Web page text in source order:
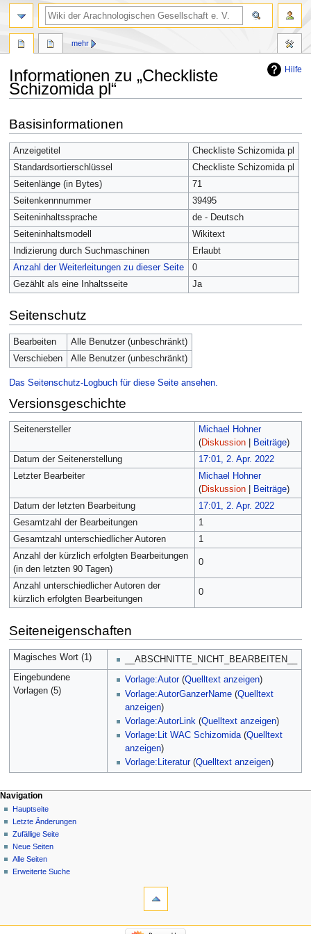
Hilfe
Informationen zu „Checkliste
Schizomida pl“
Navigation
springen
Suche
springen
Basisinformationen
Anzeigetitel
Checkliste Schizomida pl
Standardsortierschlüssel
Checkliste Schizomida pl
Seitenlänge (in Bytes)
71
Seitenkennnummer
39495
Seiteninhaltssprache
de - Deutsch
Seiteninhaltsmodell
Wikitext
Indizierung durch Suchmaschinen
Erlaubt
Anzahl der Weiterleitungen zu dieser Seite
0
Gezählt als eine Inhaltsseite
Ja
Seitenschutz
Bearbeiten
Alle Benutzer (unbeschränkt)
Verschieben
Alle Benutzer (unbeschränkt)
Das Seitenschutz-Logbuch für diese Seite ansehen.
Versionsgeschichte
Seitenersteller
Michael Hohner
(Diskussion| Beiträge)
Datum der Seitenerstellung
17:01, 2. Apr. 2022
Letzter Bearbeiter
Michael Hohner
(Diskussion| Beiträge)
Datum der letzten Bearbeitung
17:01, 2. Apr. 2022
Gesamtzahl der Bearbeitungen
1
Gesamtzahl unterschiedlicher Autoren
1
Anzahl der kürzlich erfolgten Bearbeitungen
(in den letzten 90 Tagen)
0
Anzahl unterschiedlicher Autoren der
kürzlich erfolgten Bearbeitungen
0
Seiteneigenschaften
Magisches Wort (1)
__ABSCHNITTE_NICHT_BEARBEITEN__
Eingebundene
Vorlagen (5)
Vorlage:Autor(Quelltext anzeigen)
Vorlage:AutorGanzerName (Quelltext
anzeigen)
Vorlage:AutorLink (Quelltext anzeigen)
Vorlage:Lit WAC Schizomida(Quelltext
anzeigen)
Vorlage:Literatur(Quelltext anzeigen)
mehr
Navigation
Hauptseite
Letzte Änderungen
Zufällige Seite
Neue Seiten
Alle Seiten
Erweiterte Suche